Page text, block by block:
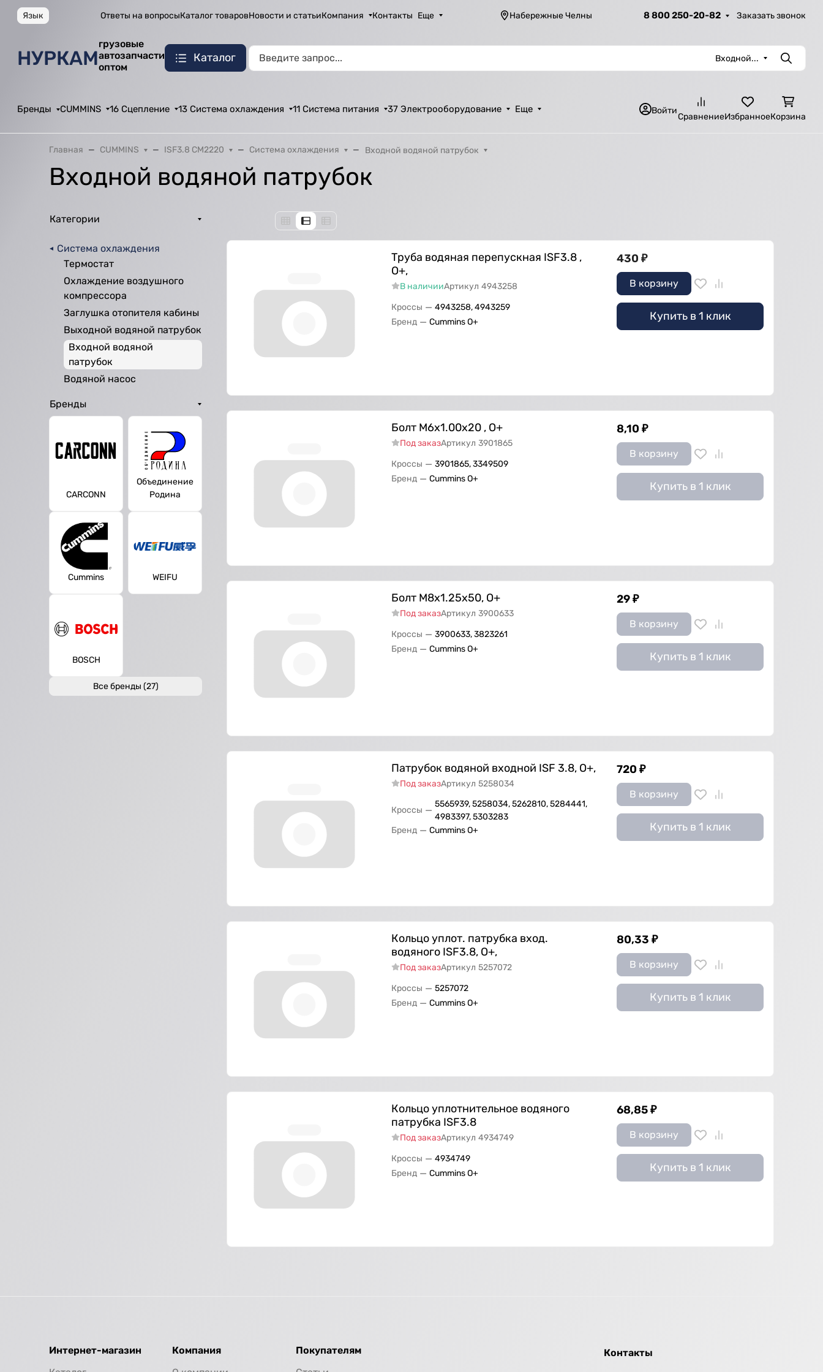
Язык Ответы на вопросыКаталог товаровНовости и статьиКомпания Контакты Еще Набережные Челны 8 800 250-20-82 Заказать звонок
НУРКАМ
грузовые
автозапчасти
оптом
Каталог Входной... Поиск
Бренды CUMMINS 16 Сцепление 13 Система охлаждения 11 Система питания 37 Электрооборудование Еще Войти
СравнениеИзбранноеКорзина
Главная CUMMINS ISF3.8 CM2220 Система охлаждения Входной водяной патрубок
Входной водяной патрубок
Категории
Система охлаждения
Термостат
Охлаждение воздушного
компрессора
Заглушка отопителя кабины
Выходной водяной патрубок
Входной водяной
патрубок
Водяной насос
Бренды
CARCONN
Объединение
Родина
Cummins WEIFU
BOSCH
Все бренды (27)
Труба водяная перепускная ISF3.8 ,
O+,
В наличииАртикул 4943258
Кроссы — 4943258, 4943259
Бренд — Cummins O+
430 ₽
В корзину
Купить в 1 клик
Болт M6x1.00x20 , О+
Под заказАртикул 3901865
Кроссы — 3901865, 3349509
Бренд — Cummins O+
8,10 ₽
В корзину
Купить в 1 клик
Болт M8x1.25x50, О+
Под заказАртикул 3900633
Кроссы — 3900633, 3823261
Бренд — Cummins O+
29₽
В корзину
Купить в 1 клик
Патрубок водяной входной ISF 3.8, О+,
Под заказАртикул 5258034
Кроссы —
5565939, 5258034, 5262810, 5284441,
4983397, 5303283
Бренд — Cummins O+
720 ₽
В корзину
Купить в 1 клик
Кольцо уплот. патрубка вход.
водяного ISF3.8, О+,
Под заказАртикул 5257072
Кроссы — 5257072
Бренд — Cummins O+
80,33 ₽
В корзину
Купить в 1 клик
Кольцо уплотнительное водяного
патрубка ISF3.8
Под заказАртикул 4934749
Кроссы — 4934749
Бренд — Cummins O+
68,85₽
В корзину
Купить в 1 клик
Интернет-магазин
Компания
Покупателям
Контакты